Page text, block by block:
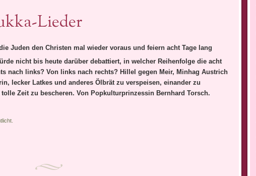
Lieder
Juden den Christen mal wieder voraus und feiern acht Tage lang
nicht bis heute darüber debattiert, in welcher Reihenfolge die acht
nach links? Von links nach rechts? Hillel gegen Meir, Minhag Austrich
lecker Latkes und anderes Ölbrät zu verspeisen, einander zu
Zeit zu bescheren. Von Popkulturprinzessin Bernhard Torsch.